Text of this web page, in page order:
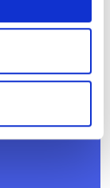
ved